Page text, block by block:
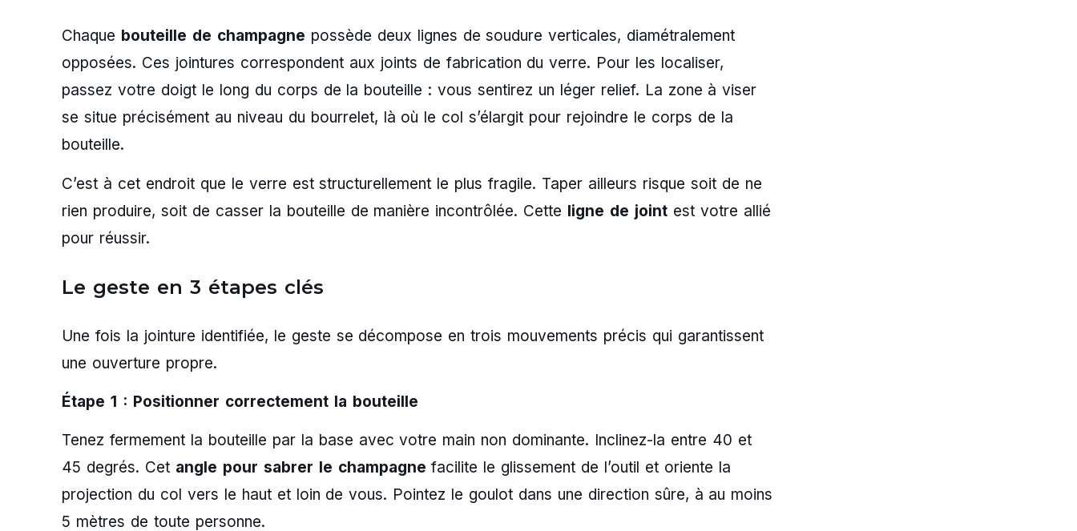
Chaque bouteille de champagne possède deux lignes de soudure verticales, diamétralement
opposées. Ces jointures correspondent aux joints de fabrication du verre. Pour les localiser,
passez votre doigt le long du corps de la bouteille : vous sentirez un léger relief. La zone à viser
se situe précisément au niveau du bourrelet, là où le col s’élargit pour rejoindre le corps de la
bouteille.
C’est à cet endroit que le verre est structurellement le plus fragile. Taper ailleurs risque soit de ne
rien produire, soit de casser la bouteille de manière incontrôlée. Cette ligne de jointest votre allié
pour réussir.
Le geste en 3 étapes clés
Une fois la jointure identifiée, le geste se décompose en trois mouvements précis qui garantissent
une ouverture propre.
Étape 1 : Positionner correctement la bouteille
Tenez fermement la bouteille par la base avec votre main non dominante. Inclinez-la entre 40 et
45 degrés. Cet angle pour sabrer le champagne facilite le glissement de l’outil et oriente la
projection du col vers le haut et loin de vous. Pointez le goulot dans une direction sûre, à au moins
5 mètres de toute personne.